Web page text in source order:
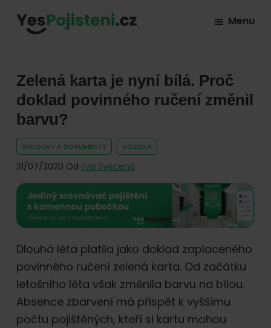
všech
druhů
pojištění
hlavních
pojišťoven
na
trhu.
Vyberte
pojištění
online.
Menu
Zelená karta je nyní bílá. Proč
doklad povinného ručení změnil
barvu?
SMLOUVY A DOKUMENTY VOZIDLA
21/07/2020 Od Eva Svěcená
Dlouhá léta platila jako doklad zaplaceného
povinného ručení zelená karta. Od začátku
letošního léta však změnila barvu na bílou.
Absence zbarvení má přispět k vyššímu
počtu pojištěných, kteří si kartu mohou